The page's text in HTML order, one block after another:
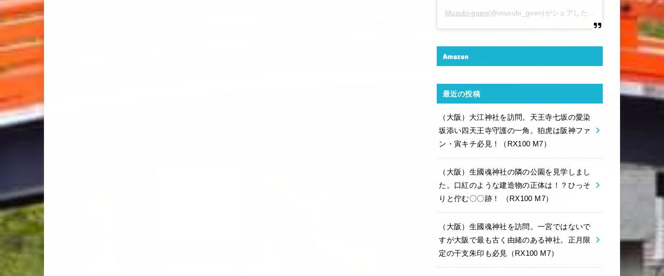
Musubi-goen(@musubi_goen)がシェアした投稿 – 2020年 6月月6
Amazon
最近の投稿
（大阪）大江神社を訪問。天王寺七坂の愛染
坂添い四天王寺守護の一角。狛虎は阪神ファ
ン・寅キチ必見！（RX100 M7）
（大阪）生國魂神社の隣の公園を見学しまし
た。口紅のような建造物の正体は！？ひっそ
りと佇む〇〇跡！ （RX100 M7）
（大阪）生國魂神社を訪問。一宮ではないで
すが大阪で最も古く由緒のある神社。正月限
定の干支朱印も必見（RX100 M7）